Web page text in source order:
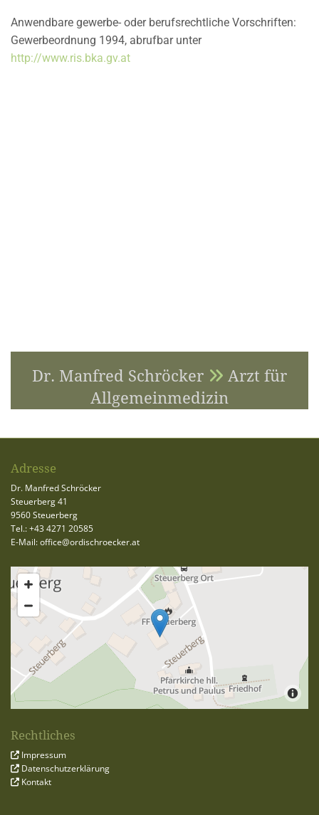
Anwendbare gewerbe- oder berufsrechtliche Vorschriften:
Gewerbeordnung 1994, abrufbar unter
http://www.ris.bka.gv.at
Dr. Manfred Schröcker  Arzt für
Allgemeinmedizin
Adresse
Dr. Manfred Schröcker
Steuerberg 41
9560 Steuerberg
Tel.:+43 4271 20585
E-Mail:office@ordischroecker.at
Rechtliches
 Impressum
 Datenschutzerklärung
 Kontakt